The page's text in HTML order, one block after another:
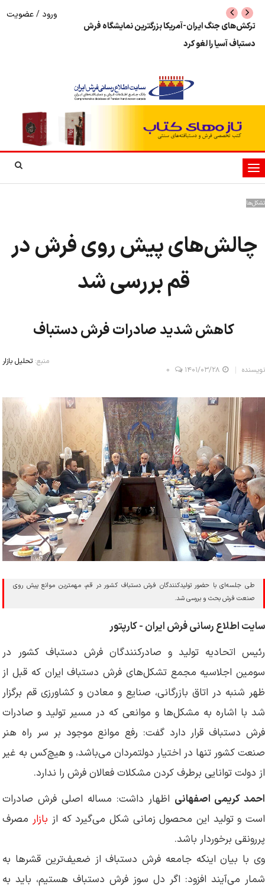
ترکش‌های جنگ ایران-آمریکا بزرگترین نمایشگاه فرش
دستباف آسیا را لغو کرد
ورود /عضویت
تغییر
وضعیت
تشکل‌ها
چالش‌های پیش روی فرش در
قم بررسی شد
کاهش شدید صادرات فرش دستباف
نویسنده ۱۴۰۱/۰۳/۲۸ 0
منبع:تحلیل بازار
طی جلسه‌ای با حضور تولیدکنندگان فرش دستباف کشور در قم، مهمترین موانع پیش روی
صنعت فرش بحث و بررسی شد.
سایت اطلاع رسانی فرش ایران - کارپتور
رئیس اتحادیه تولید و صادرکنندگان فرش دستباف کشور در
سومین اجلاسیه مجمع تشکل‌های فرش دستباف ایران که قبل از
ظهر شنبه در اتاق بازرگانی، صنایع و معادن و کشاورزی قم برگزار
شد با اشاره به مشکل‌ها و موانعی که در مسیر تولید و صادرات
فرش دستباف قرار دارد گفت: رفع موانع موجود بر سر راه هنر
صنعت کشور تنها در اختیار دولتمردان می‌باشد، و هیچ‌کس به غیر
از دولت توانایی برطرف کردن مشکلات فعالان فرش را ندارد.
احمد کریمی اصفهانی اظهار داشت: مساله اصلی فرش صادرات
است و تولید این محصول زمانی شکل می‌گیرد که از بازار مصرف
پررونقی برخوردار باشد.
وی با بیان اینکه جامعه فرش دستباف از ضعیف‌ترین قشرها به
شمار می‌آیند افزود: اگر دل سوز فرش دستباف هستیم، باید به